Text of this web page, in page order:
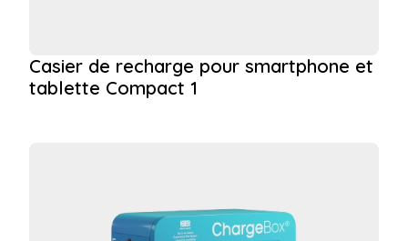
Casier de recharge pour smartphone et
tablette Compact 1